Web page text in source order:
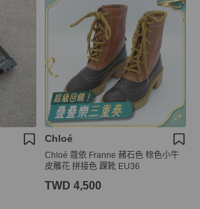
Chloé
Chloé 蔻依 Franne 赭石色 棕色小牛
皮雕花 拼接色 踝靴 EU36
TWD 4,500